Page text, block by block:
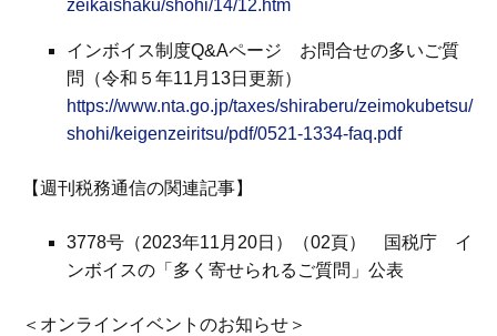
zeikaishaku/shohi/14/12.htm
インボイス制度Q&Aページ お問合せの多いご質
問（令和５年11月13日更新）
https://www.nta.go.jp/taxes/shiraberu/zeimokubetsu/
shohi/keigenzeiritsu/pdf/0521-1334-faq.pdf
【週刊税務通信の関連記事】
3778号（2023年11月20日）（02頁） 国税庁 イ
ンボイスの「多く寄せられるご質問」公表
＜オンラインイベントのお知らせ＞